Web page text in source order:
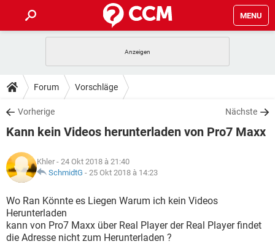
MENU
ANDROID
WINDOWS 10
WHATSAPP TIKTOK
FACEBOOK
TIPPS & TRICKS
SPIELE
WHATSAPP
FACEBOOK
DOWNLOADS
SPIELE STREAMING
ANDROID
WINDOWS 10 INSTAGRAM
WHATSAPP TIKTOK
FACEBOOK
SPIELE
ANDROID
WINDOWS 10 INSTAGRAM
WHATSAPP TIKTOK
LEXIKON
SPIELE STREAMING
ANDROID
WINDOWS 10 INSTAGRAM
Forum Vorschläge
Vorherige Nächste
Kann kein Videos herunterladen von Pro7 Maxx
Khler - 24 Okt 2018 à 21:40
SchmidtG - 25 Okt 2018 à 14:23
Wo Ran Könnte es Liegen Warum ich kein Videos
Herunterladen
kann von Pro7 Maxx über Real Player der Real Player findet
die Adresse nicht zum Herunterladen ?